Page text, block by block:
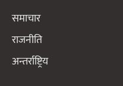
समाचार
राजनीति
अन्तर्राष्ट्रिय